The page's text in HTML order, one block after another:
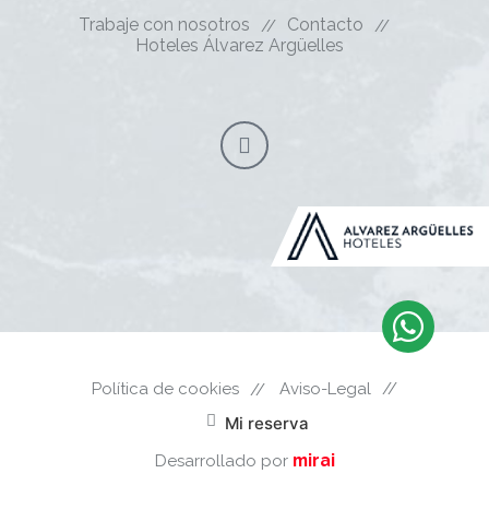
Trabaje con nosotros
Contacto
Hoteles Álvarez Argüelles
Política de cookies Aviso-Legal
Mi reserva
Desarrollado por mirai